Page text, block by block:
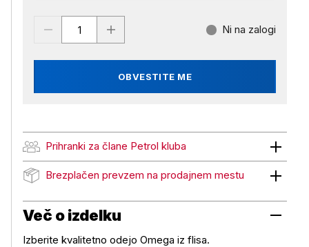
OBVESTITE ME
Ni na zalogi
Prihranki za člane Petrol kluba
Prihranki za člane Petrol kluba
Brezplačen prevzem na prodajnem mestu
Brezplačen prevzem na prodajnem mestu
Več o izdelku
Izberite kvalitetno odejo Omega iz flisa.